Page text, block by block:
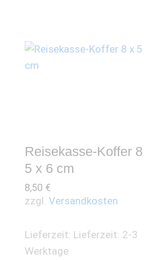
Reisekasse-Koffer
5 x 6 cm
8,50 €
zzgl. Versandkosten
Lieferzeit: Lieferzeit: 2-3
Werktage